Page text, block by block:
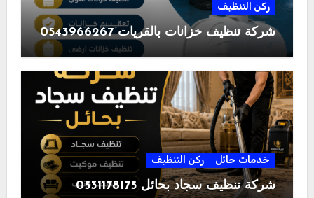
ركن التنظيف
شركة تنظيف خزانات بالقريات 0543966267
خدمات حائل ركن التنظيف
شركة تنظيف سجاد بحائل 0531178175